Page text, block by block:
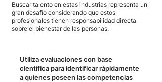
Buscar talento en estas industrias representa un
gran desafío considerando que estos
profesionales tienen responsabilidad directa
sobre el bienestar de las personas.
Utiliza evaluaciones con base
científica para identificar rápidamente
a quienes poseen lascompetencias